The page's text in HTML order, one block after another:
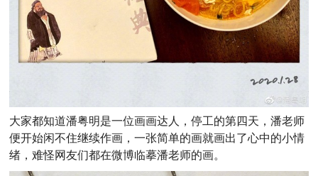
大家都知道潘粤明是一位画画达人，停工的第四天，潘老师
便开始闲不住继续作画，一张简单的画就画出了心中的小情
绪，难怪网友们都在微博临摹潘老师的画。